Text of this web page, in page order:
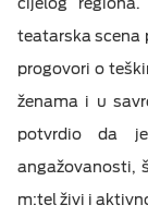
teatarska scena
progovori o
ženama i u
potvrdio da
angažovanosti,
m:tel živi i